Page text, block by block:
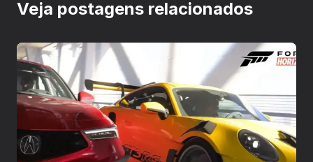
Veja postagens relacionados